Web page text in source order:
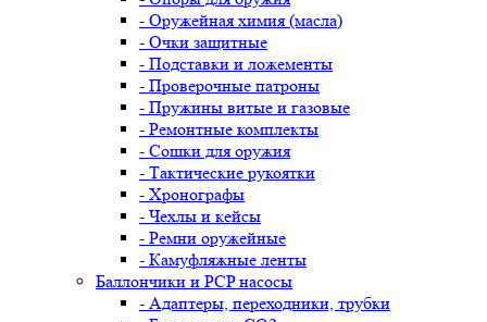
- Оружейная химия (масла)
- Очки защитные
- Подставки и ложементы
- Проверочные патроны
- Пружины витые и газовые
- Ремонтные комплекты
- Сошки для оружия
- Тактические рукоятки
- Хронографы
- Чехлы и кейсы
- Ремни оружейные
- Камуфляжные ленты
Баллончики и PCP насосы
- Адаптеры, переходники, трубки